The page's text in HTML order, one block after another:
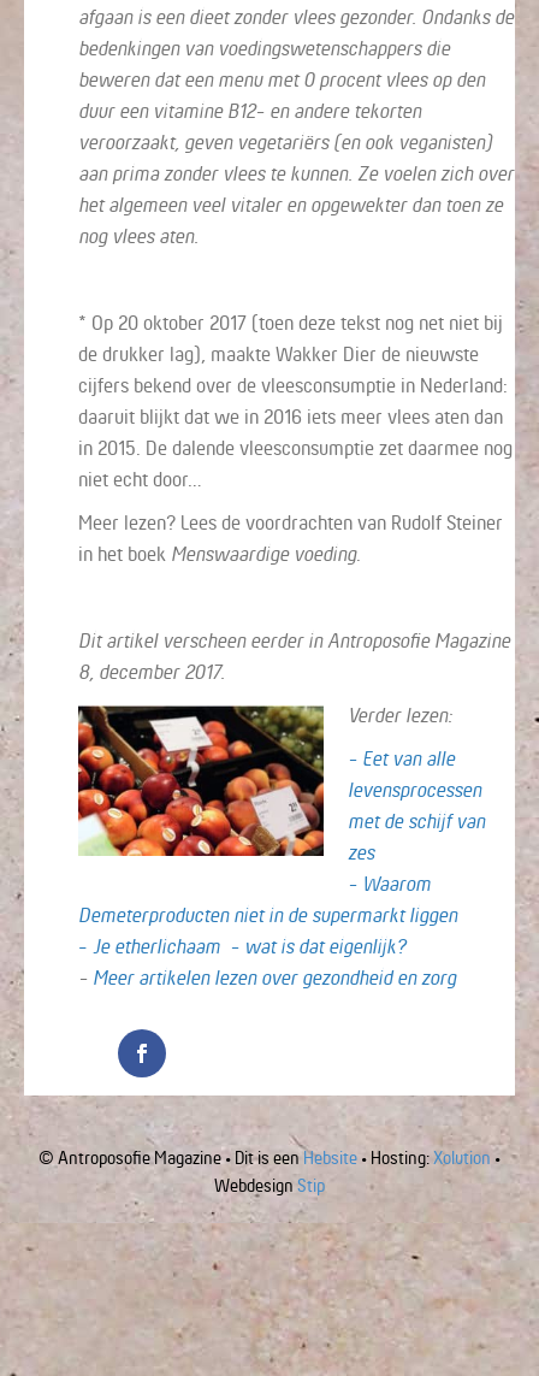
afgaan is een dieet zonder vlees gezonder. Ondanks de
bedenkingen van voedingswetenschappers die
beweren dat een menu met 0 procent vlees op den
duur een vitamine B12- en andere tekorten
veroorzaakt, geven vegetariërs (en ook veganisten)
aan prima zonder vlees te kunnen. Ze voelen zich over
het algemeen veel vitaler en opgewekter dan toen ze
nog vlees aten.
* Op 20 oktober 2017 (toen deze tekst nog net niet bij
de drukker lag), maakte Wakker Dier de nieuwste
cijfers bekend over de vleesconsumptie in Nederland:
daaruit blijkt dat we in 2016 iets meer vlees aten dan
in 2015. De dalende vleesconsumptie zet daarmee nog
niet echt door…
Meer lezen? Lees de voordrachten van Rudolf Steiner
in het boek Menswaardige voeding.
Dit artikel verscheen eerder in Antroposofie Magazine
8, december 2017.
Verder lezen:
- Eet van alle
levensprocessen
met de schijf van
zes
- Waarom
Demeterproducten niet in de supermarkt liggen
- Je etherlichaam - wat is dat eigenlijk?
- Meer artikelen lezen over gezondheid en zorg
© Antroposofie Magazine • Dit is eenHebsite • Hosting:Xolution •
Webdesign Stip